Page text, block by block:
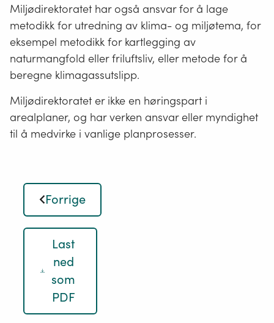
Miljødirektoratet har også ansvar for å lage
metodikk for utredning av klima- og miljøtema, for
eksempel metodikk for kartlegging av
naturmangfold eller friluftsliv, eller metode for å
beregne klimagassutslipp.
Miljødirektoratet er ikke en høringspart i
arealplaner, og har verken ansvar eller myndighet
til å medvirke i vanlige planprosesser.
Forrige
Last
ned
som
PDF